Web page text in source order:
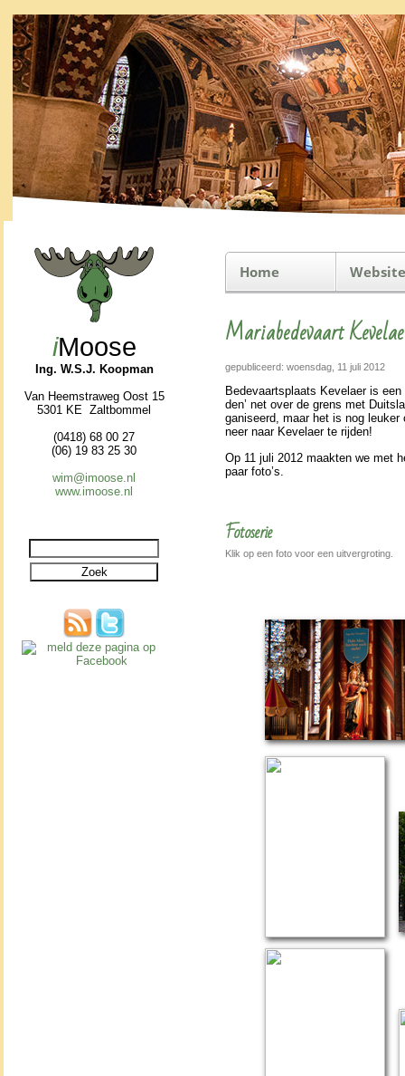
iMoose
Ing. W.S.J. Koopman
Van Heemstraweg Oost 15
5301 KE Zaltbommel
(0418) 68 00 27
(06) 19 83 25 30
wim@imoose.nl
www.imoose.nl
Home
Mariabedevaart
gepubliceerd: woensdag, 11 juli 2012
Bede­vaarts­plaats Kevelaer is
den’ net over de grens met
ga­ni­seerd, maar het is nog
neer naar Kevelaer te rij­den!
Op 11 juli 2012 maakten we met
paar foto’s.
Fotoserie
Klik op een foto voor een uitvergroting.